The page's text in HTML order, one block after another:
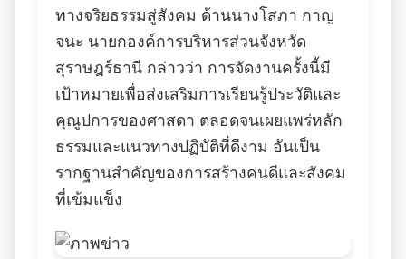
ทางจริยธรรมสู่สังคม ด้านนางโสภา กาญ
จนะ นายกองค์การบริหารส่วนจังหวัด
สุราษฎร์ธานี กล่าวว่า การจัดงานครั้งนี้มี
เป้าหมายเพื่อส่งเสริมการเรียนรู้ประวัติและ
คุณูปการของศาสดา ตลอดจนเผยแพร่หลัก
ธรรมและแนวทางปฏิบัติที่ดีงาม อันเป็น
รากฐานสำคัญของการสร้างคนดีและสังคม
ที่เข้มแข็ง